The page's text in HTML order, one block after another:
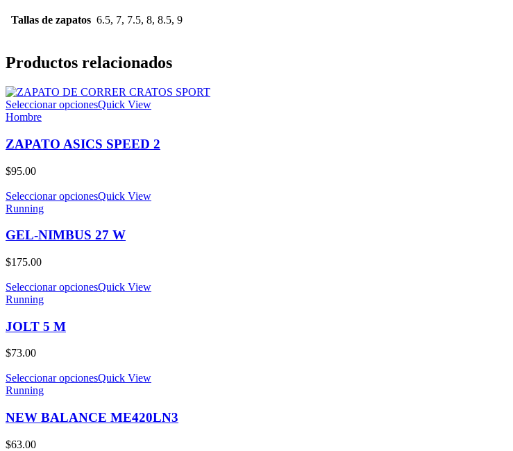
Tallas de zapatos 6.5, 7, 7.5, 8, 8.5, 9
Productos relacionados
Seleccionar opcionesQuick View
Hombre
ZAPATO ASICS SPEED 2
$95.00
Seleccionar opcionesQuick View
Running
GEL-NIMBUS 27 W
$175.00
Seleccionar opcionesQuick View
Running
JOLT 5 M
$73.00
Seleccionar opcionesQuick View
Running
NEW BALANCE ME420LN3
$63.00